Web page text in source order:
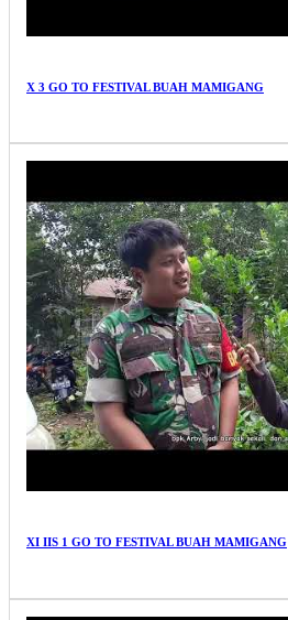
X 3 GO TO FESTIVAL BUAH MAMIGANG
XI IIS 1 GO TO FESTIVAL BUAH MAMIGANG